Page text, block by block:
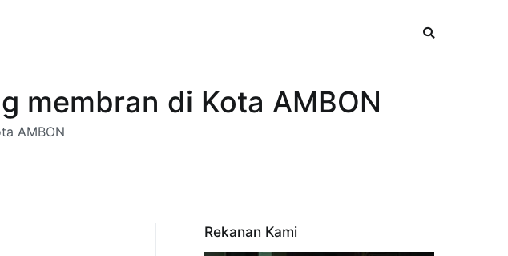
membran di Kota AMBON
AMBON
Rekanan Kami